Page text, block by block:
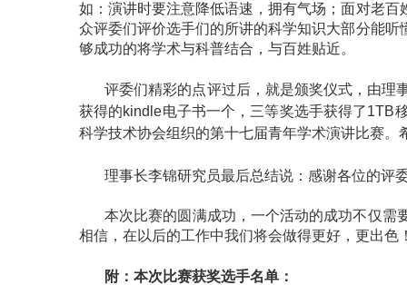
如：演讲时要注意降低语速，拥有气场；面对老
众评委们评价选手们的所讲的科学知识大部分能
够成功的将学术与科普结合，与百姓贴近。
评委们精彩的点评过后，就是颁奖仪式，由理
获得的kindle电子书一个，三等奖选手获得了1TB
科学技术协会组织的第十七届青年学术演讲比赛。
理事长李锦研究员最后总结说：感谢各位的评
本次比赛的圆满成功，一个活动的成功不仅需
相信，在以后的工作中我们将会做得更好，更出色
附：本次比赛获奖选手名单：